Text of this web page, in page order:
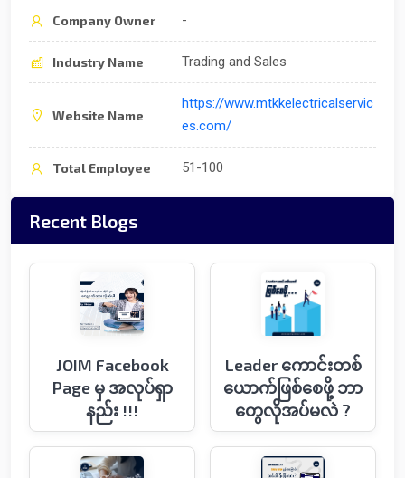
Company Owner -
Industry Name Trading and Sales
Website Name
https://www.mtkkelectricalservic
es.com/
Total Employee 51-100
Recent Blogs
JOIM Facebook
Page မှ အလုပ်ရှာ
နည်း !!!
Leader ကောင်းတစ်
ယောက်ဖြစ်စေဖို့ ဘာ
တွေလိုအပ်မလဲ ?